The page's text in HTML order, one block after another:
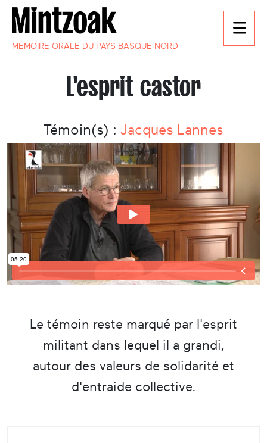
MÉMOIRE ORALE DU PAYS BASQUE NORD
L'esprit castor
Témoin(s) : Jacques Lannes
Le témoin reste marqué par l'esprit
militant dans lequel il a grandi,
autour des valeurs de solidarité et
d'entraide collective.